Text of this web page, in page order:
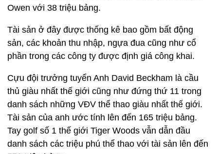
Owen với 38 triệu bảng.
Tài sản ở đây được thống kê bao gồm bất động
sản, các khoản thu nhập, ngựa đua cũng như cổ
phần trong các công ty được định giá công khai.
Cựu đội trưởng tuyển Anh David Beckham là cầu
thủ giàu nhất thế giới cũng như đứng thứ 11 trong
danh sách những VĐV thể thao giàu nhất thế giới.
Tài sản của anh ước tính lên đến 165 triệu bảng.
Tay golf số 1 thế giới Tiger Woods vẫn dẫn đầu
danh sách các triệu phú thể thao với tài sản lên đến